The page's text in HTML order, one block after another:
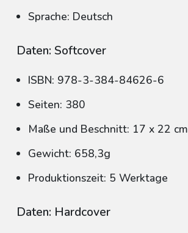
Sprache: Deutsch
Daten: Softcover
ISBN: 978-3-384-84626-6
Seiten: 380
Maße und Beschnitt: 17 x 22 cm
Gewicht: 658,3g
Produktionszeit: 5 Werktage
Daten: Hardcover